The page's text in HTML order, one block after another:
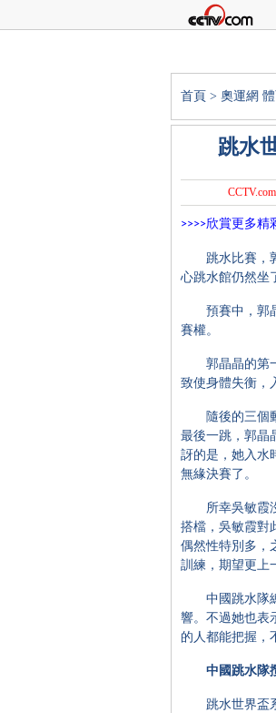
首頁 > 奧運網
跳水
CCTV.com
>>>>欣賞更多精
跳水比賽，郭
心跳水館仍然坐
預賽中，郭晶
賽權。
郭晶晶的第一
致使身體失衡，
隨後的三個動
最後一跳，郭晶
訝的是，她入水
無緣決賽了。
所幸吳敏霞沒
搭檔，吳敏霞對
偶然性特別多，
訓練，期望更上
中國跳水隊總
響。不過她也表
的人都能把握，
中國跳水隊
跳水世界盃系